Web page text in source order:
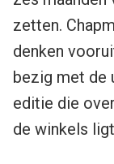
zetten.
denken
bezig met de
editie die
de winkels